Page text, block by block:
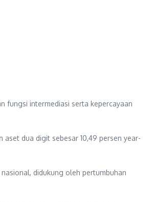
fungsi intermediasi serta kepercayaan
aset dua digit sebesar 10,49 persen year-
didukung oleh pertumbuhan